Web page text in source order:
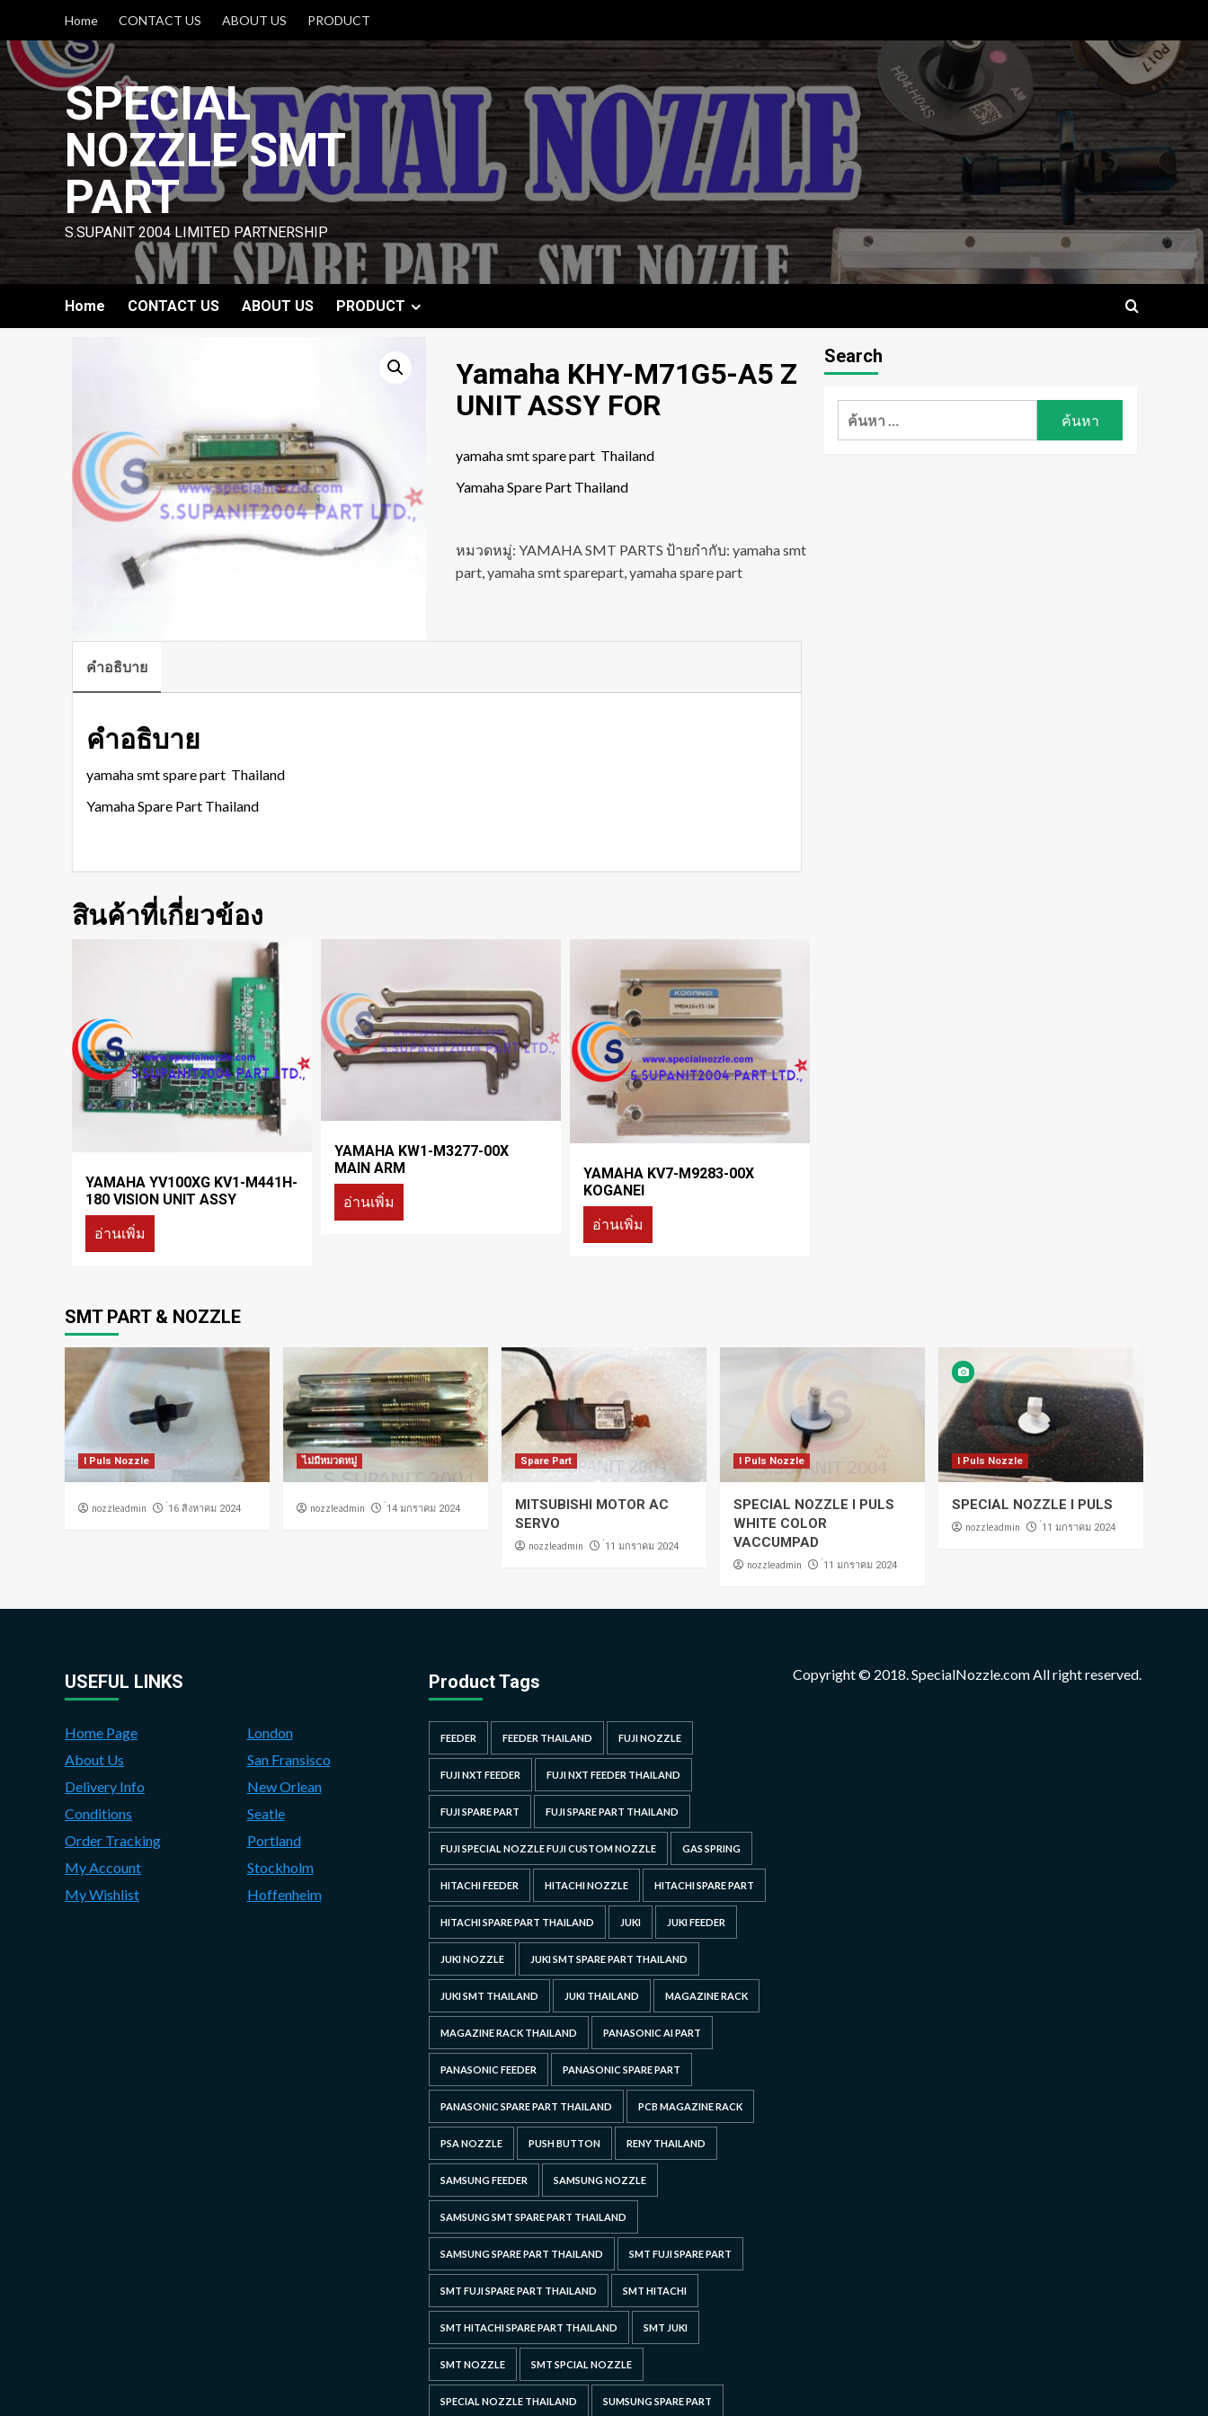
content
Home CONTACT US ABOUT US PRODUCT
SPECIAL
NOZZLE SMT
PART
S.SUPANIT 2004 LIMITED PARTNERSHIP
Home CONTACT US ABOUT US PRODUCT
Yamaha KHY-M71G5-A5 Z
UNIT ASSY FOR
yamaha smt spare part Thailand
Yamaha Spare Part Thailand
หมวดหมู่: YAMAHA SMT PARTS ป้ายกำกับ: yamaha smt
part,yamaha smt sparepart,yamaha spare part
คำอธิบาย
คำอธิบาย
yamaha smt spare part Thailand
Yamaha Spare Part Thailand
สินค้าที่เกี่ยวข้อง
YAMAHA YV100XG KV1-M441H-
180 VISION UNIT ASSY
อ่านเพิ่ม
YAMAHA KW1-M3277-00X
MAIN ARM
อ่านเพิ่ม
YAMAHA KV7-M9283-00X
KOGANEI
อ่านเพิ่ม
Search
ค้นหา
SMT PART & NOZZLE
I Puls Nozzle
nozzleadmin ่16 สิงหาคม 2024
ไม่มีหมวดหมู่
nozzleadmin ่14 มกราคม 2024
Spare Part
MITSUBISHI MOTOR AC
SERVO
nozzleadmin ่11 มกราคม 2024
I Puls Nozzle
SPECIAL NOZZLE I PULS
WHITE COLOR
VACCUMPAD
nozzleadmin ่11 มกราคม 2024
I Puls Nozzle
SPECIAL NOZZLE I PULS
nozzleadmin ่11 มกราคม 2024
USEFUL LINKS
Home Page
About Us
Delivery Info
Conditions
Order Tracking
My Account
My Wishlist
London
San Fransisco
New Orlean
Seatle
Portland
Stockholm
Hoffenheim
Product Tags
FEEDER FEEDER THAILAND FUJI NOZZLE
FUJI NXT FEEDER FUJI NXT FEEDER THAILAND
FUJI SPARE PART FUJI SPARE PART THAILAND
FUJI SPECIAL NOZZLE FUJI CUSTOM NOZZLE GAS SPRING
HITACHI FEEDER HITACHI NOZZLE HITACHI SPARE PART
HITACHI SPARE PART THAILAND JUKI JUKI FEEDER
JUKI NOZZLE JUKI SMT SPARE PART THAILAND
JUKI SMT THAILAND JUKI THAILAND MAGAZINE RACK
MAGAZINE RACK THAILAND PANASONIC AI PART
PANASONIC FEEDER PANASONIC SPARE PART
PANASONIC SPARE PART THAILAND PCB MAGAZINE RACK
PSA NOZZLE PUSH BUTTON RENY THAILAND
SAMSUNG FEEDER SAMSUNG NOZZLE
SAMSUNG SMT SPARE PART THAILAND
SAMSUNG SPARE PART THAILAND SMT FUJI SPARE PART
SMT FUJI SPARE PART THAILAND SMT HITACHI
SMT HITACHI SPARE PART THAILAND SMT JUKI
SMT NOZZLE SMT SPCIAL NOZZLE
SPECIAL NOZZLE THAILAND SUMSUNG SPARE PART
Copyright © 2018. SpecialNozzle.com All right reserved.